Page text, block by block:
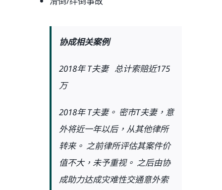
协成相关案例
2018年 T夫妻 总计索赔近175
万
2018年 T夫妻。 密市T夫妻，意
外将近一年以后，从其他律所
转来。 之前律所评估其案件价
值不大，未予重视。 之后由协
成助力达成灾难性交通意外索